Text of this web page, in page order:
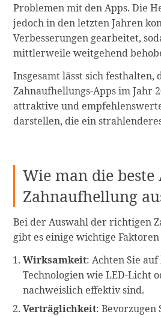
Problemen mit den Apps. Die
jedoch in den letzten Jahren
Verbesserungen gearbeitet,
mittlerweile weitgehend
Insgesamt lässt sich festhalten,
Zahnaufhellungs-Apps im Jahr
attraktive und
darstellen, die ein
Wie man die
Zahnaufhellung
Bei der Auswahl der richtigen
gibt es einige wichtige
Wirksamkeit: Achten Sie
Technologien wie LED-Licht
nachweislich effektiv sind.
Verträglichkeit: Bevorzugen